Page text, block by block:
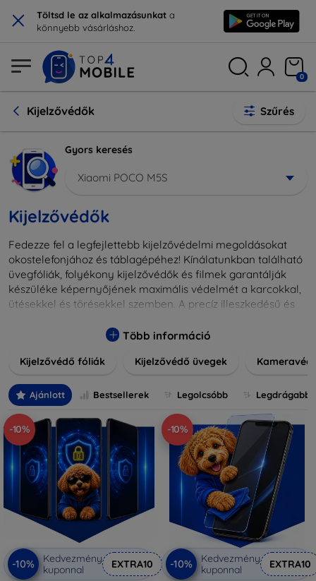
× Töltsd le az alkalmazásunkat a
könnyebb vásárláshoz.
0
Kijelzővédők Szűrés
Gyors keresés
Xiaomi POCO M5S
Kijelzővédők
Fedezze fel a legfejlettebb kijelzővédelmi megoldásokat
okostelefonjához és táblagépéhez! Kínálatunkban található
üvegfóliák, folyékony kijelzővédők és filmek garantálják
készüléke képernyőjének maximális védelmét a karcokkal,
ütésekkel és törésekkel szemben. A precíz illeszkedésű és
hanem kristálytiszta képet is biztosítanak, megőrzi a
és stílusú kijelzővédőink közül, hogy a mindennapok során is
fedésről vagy íves kijelzővédelemről, a minőséget szem
előtt tartva kínálunk megoldásokat minden eszközre.
Több információ
Kijelzővédő fóliák Kijelzővédő üvegek
Ajánlott Bestsellerek Legolcsóbb Legdrágabb
-10%
-10%
Kedvezmény
kuponnal
EXTRA10
-10%
-10%
Kedvezmény
kuponnal
EXTRA10